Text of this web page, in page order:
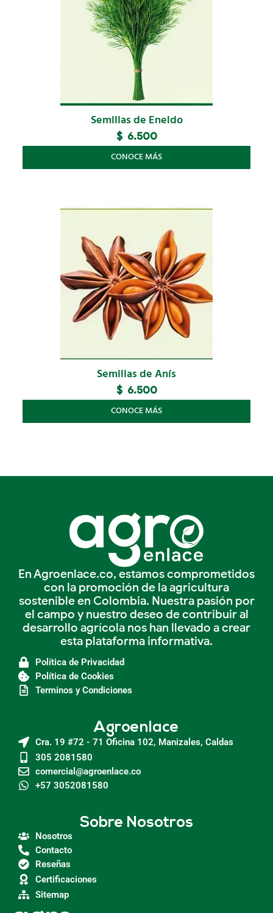
Semillas de Eneldo
$ 6.500
CONOCE MÁS
Semillas de Anís
$ 6.500
CONOCE MÁS
En Agroenlace.co, estamos comprometidos
con la promoción de la agricultura
sostenible en Colombia. Nuestra pasión por
el campo y nuestro deseo de contribuir al
desarrollo agrícola nos han llevado a crear
esta plataforma informativa.
Política de Privacidad
Política de Cookies
Terminos y Condiciones
Agroenlace
Cra. 19 #72 - 71 Oficina 102, Manizales, Caldas
305 2081580
comercial@agroenlace.co
+57 3052081580
Sobre Nosotros
Nosotros
Contacto
Reseñas
Certificaciones
Sitemap